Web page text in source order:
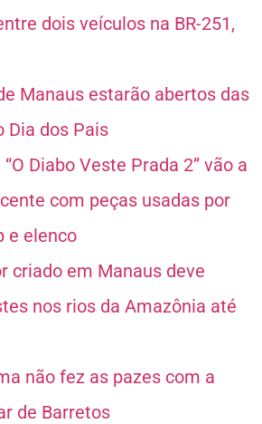
dois veículos na BR-251,
Manaus estarão abertos das
Dia dos Pais
Diabo Veste Prada 2” vão a
com peças usadas por
e elenco
criado em Manaus deve
nos rios da Amazônia até
não fez as pazes com a
de Barretos